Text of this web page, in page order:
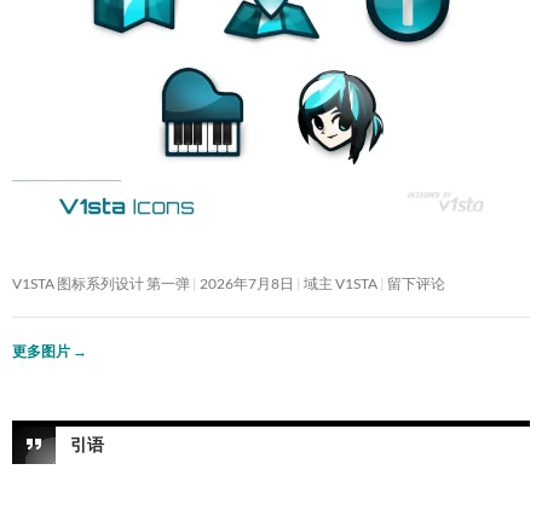
V1STA 图标系列设计 第一弹 2026年7月8日 域主 V1STA 留下评论
更多图片 →
引语